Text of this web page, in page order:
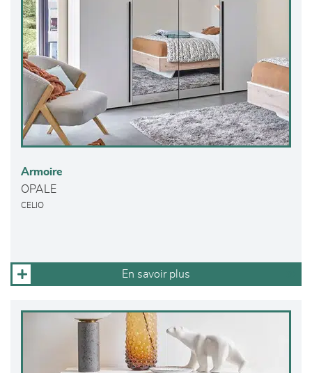
Armoire
OPALE
CELIO
En savoir plus